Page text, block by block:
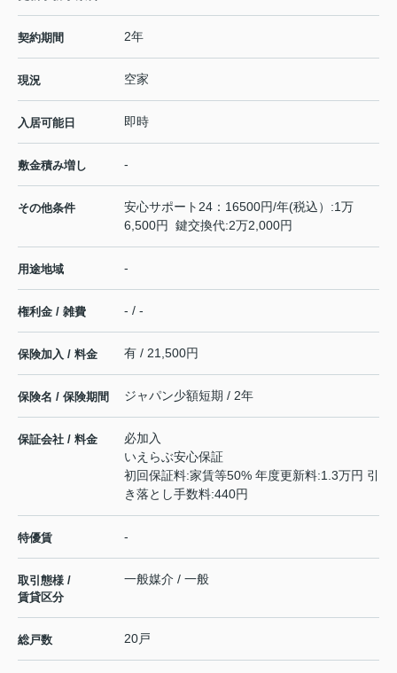
契約期間 2年
現況 空家
入居可能日 即時
敷金積み増し -
その他条件
安心サポート24：16500円/年(税込）:1万
6,500円 鍵交換代:2万2,000円
用途地域 -
権利金 / 雑費 - / -
保険加入 / 料金 有 / 21,500円
保険名 / 保険期間 ジャパン少額短期 / 2年
保証会社 / 料金
必加入
いえらぶ安心保証
初回保証料:家賃等50% 年度更新料:1.3万円 引
き落とし手数料:440円
特優賃 -
取引態様 /
賃貸区分
一般媒介 / 一般
総戸数 20戸